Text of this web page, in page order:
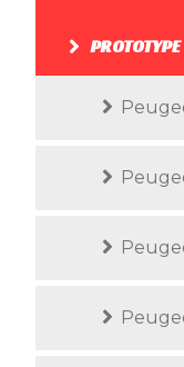
PROTOTYPE